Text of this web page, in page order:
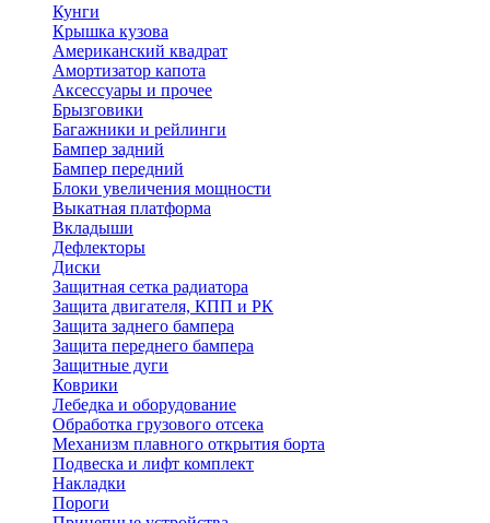
Кунги
Крышка кузова
Американский квадрат
Амортизатор капота
Аксессуары и прочее
Брызговики
Багажники и рейлинги
Бампер задний
Бампер передний
Блоки увеличения мощности
Выкатная платформа
Вкладыши
Дефлекторы
Диски
Защитная сетка радиатора
Защита двигателя, КПП и РК
Защита заднего бампера
Защита переднего бампера
Защитные дуги
Коврики
Лебедка и оборудование
Обработка грузового отсека
Механизм плавного открытия борта
Подвеска и лифт комплект
Накладки
Пороги